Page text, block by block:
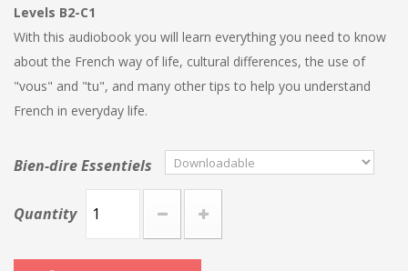
Levels B2-C1
With this audiobook you will learn everything you need to know
about the French way of life, cultural differences, the use of
"vous" and "tu", and many other tips to help you understand
French in everyday life.
Bien-dire Essentiels
Quantity